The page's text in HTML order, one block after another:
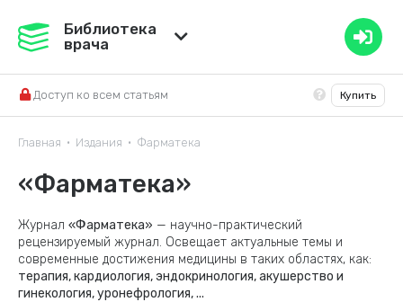
Медвестник
Справочник ЛС
Библиотека
врача
Доступ ко всем статьям Купить
Главная • Издания • Фарматека
«Фарматека»
Журнал «Фарматека» — научно-практический
рецензируемый журнал. Освещает актуальные темы и
современные достижения медицины в таких областях, как:
терапия, кардиология, эндокринология, акушерство и
гинекология, уронефрология,...